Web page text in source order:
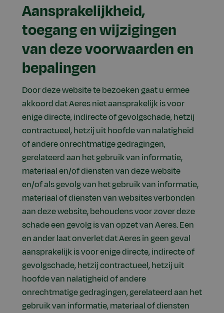
Aansprakelijkheid,
toegang en wijzigingen
van deze voorwaarden en
bepalingen
Door deze website te bezoeken gaat u ermee
akkoord dat Aeres niet aansprakelijk is voor
enige directe, indirecte of gevolgschade, hetzij
contractueel, hetzij uit hoofde van nalatigheid
of andere onrechtmatige gedragingen,
gerelateerd aan het gebruik van informatie,
materiaal en/of diensten van deze website
en/of als gevolg van het gebruik van informatie,
materiaal of diensten van websites verbonden
aan deze website, behoudens voor zover deze
schade een gevolg is van opzet van Aeres. Een
en ander laat onverlet dat Aeres in geen geval
aansprakelijk is voor enige directe, indirecte of
gevolgschade, hetzij contractueel, hetzij uit
hoofde van nalatigheid of andere
onrechtmatige gedragingen, gerelateerd aan het
gebruik van informatie, materiaal of diensten